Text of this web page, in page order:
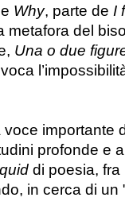
Why, parte de I
metafora del
Una o due
importante
profonde e
quid di poesia, fra
in cerca di un